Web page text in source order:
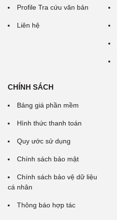
Profile Tra cứu văn bản
Liên hệ
CHÍNH SÁCH
Bảng giá phần mềm
Hình thức thanh toán
Quy ước sử dụng
Chính sách bảo mật
Chính sách bảo vệ dữ liệu
cá nhân
Thông báo hợp tác